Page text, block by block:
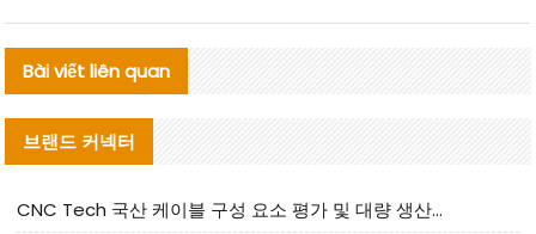
Bài viết liên quan
브랜드 커넥터
CNC Tech 국산 케이블 구성 요소 평가 및 대량 생산 적합성 가이드